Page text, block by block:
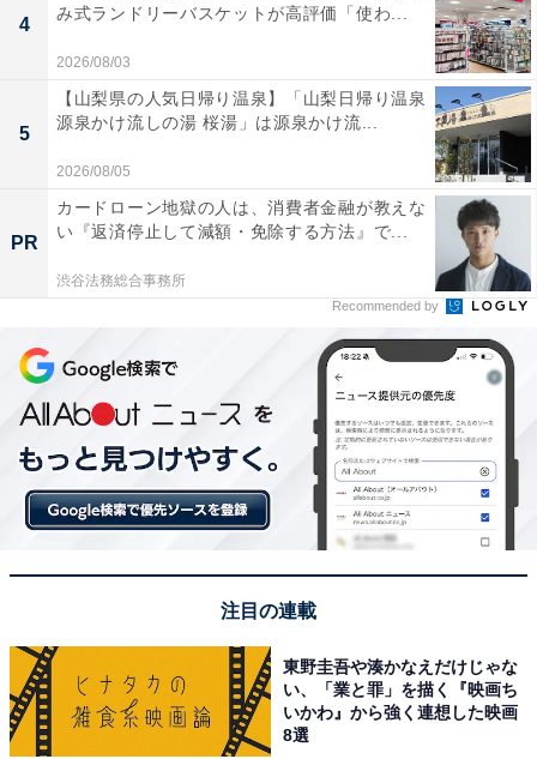
なぜ1月20日が玉の輿の日なのか
玉の輿の日1月20日なのは、1905年のこの日、京都・祇
園の芸妓だったお雪が、J.P.モルガンの甥であるジョー
ジ・モルガンと結婚したことにちなんでいます。
求婚された当時、お雪には10歳年上の恋人がいました。
悩んだお雪は、懇意にしていた劇作家の牧野省三に相談
しました。
そこで牧野は「おもしろいから、身請け金に四万円（当
時の8億円相当）くらい吹っかけてやれ」と冗談半分に
アドバイスしたところ、「四万円の貞操」というセンセ
ーショナルな大見出しの躍る記事が新聞に掲載される事
態に。これがきっかけで、恋人も牧野もお雪と別れるこ
4
み式ランドリーバスケットが高評価「使わ...
2026/08/03
5
【山梨県の人気日帰り温泉】「山梨日帰り温泉
源泉かけ流しの湯 桜湯」は源泉かけ流...
2026/08/05
PR
カードローン地獄の人は、消費者金融が教えな
い『返済停止して減額・免除する方法』で...
渋谷法務総合事務所
Recommended by
注目の連載
東野圭吾や湊かなえだけじゃな
い、「業と罪」を描く『映画ち
いかわ』から強く連想した映画
8選